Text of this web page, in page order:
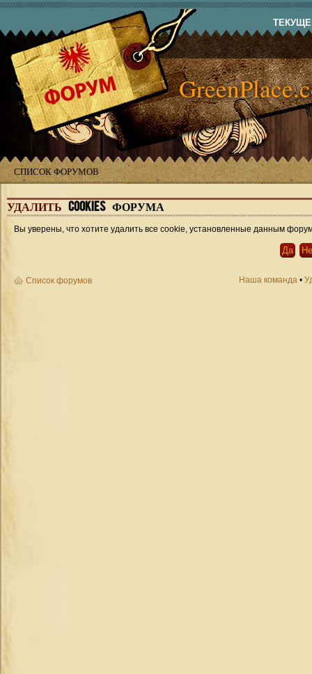
СПИСОК ФОРУМОВ
УДАЛИТЬ COOKIES ФОРУМА
Вы уверены, что хотите удалить все cookie, установленные данным
Список форумов Наша команда •